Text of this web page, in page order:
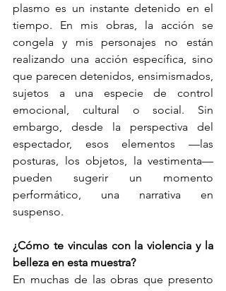
plasmo es un instante detenido en el
tiempo. En mis obras, la acción se
congela y mis personajes no están
realizando una acción específica, sino
que parecen detenidos, ensimismados,
sujetos a una especie de control
emocional, cultural o social. Sin
embargo, desde la perspectiva del
espectador, esos elementos —las
posturas, los objetos, la vestimenta—
pueden sugerir un momento
performático, una narrativa en
suspenso.
¿Cómo te vinculas con la violencia y la
belleza en esta muestra?
En muchas de las obras que presento